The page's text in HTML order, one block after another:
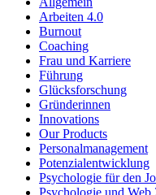
Arbeiten 4.0
Burnout
Coaching
Frau und Karriere
Führung
Glücksforschung
Gründerinnen
Innovations
Our Products
Personalmanagement
Potenzialentwicklung
Psychologie für den